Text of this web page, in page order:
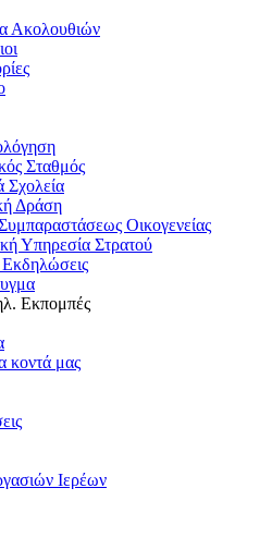
Ακολουθιών
Σταθμός
Σχολεία
Δράση
Οικογενείας
Υπηρεσία Στρατού
Εκπομπές
κοντά μας
Ιερέων